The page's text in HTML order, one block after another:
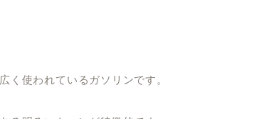
く使われているガソリンです。